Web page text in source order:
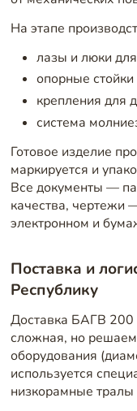
На этапе
лазы и люки
опорные
крепления для
система
Готовое изделие
маркируется и
Все документы —
качества, чертежи
электронном и
Поставка и
Республику
Доставка БАГВ 200
сложная, но
оборудования
используется
низкорамные